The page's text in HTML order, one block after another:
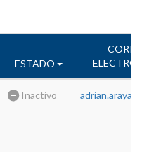
ESTADO
Inactivo